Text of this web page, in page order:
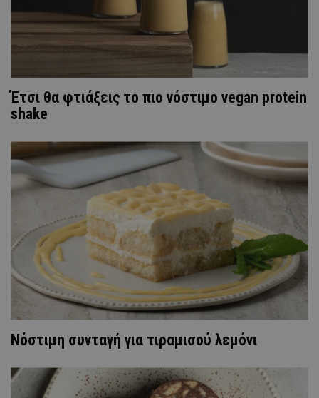
Έτσι θα φτιάξεις το πιο νόστιμο vegan protein
shake
Νόστιμη συνταγή για τιραμισού λεμόνι